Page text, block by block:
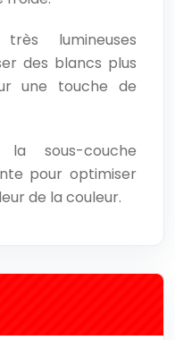
lumineuses
des blancs plus
une touche de
la sous-couche
pour optimiser
de la couleur.